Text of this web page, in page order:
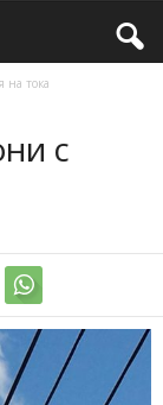
на тока
с